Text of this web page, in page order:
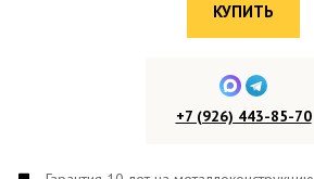
КУПИТЬ
+7 (926) 443-85-70